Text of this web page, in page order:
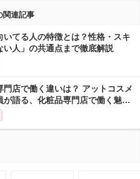
くと選考に役立つ可能性があ
自分の言葉で伝えられることも
関連記事
いてる人の特徴とは？性格・スキ
い人」の共通点まで徹底解説
門店で働く違いは？ アットコスメ
が語る、化粧品専門店で働く魅力